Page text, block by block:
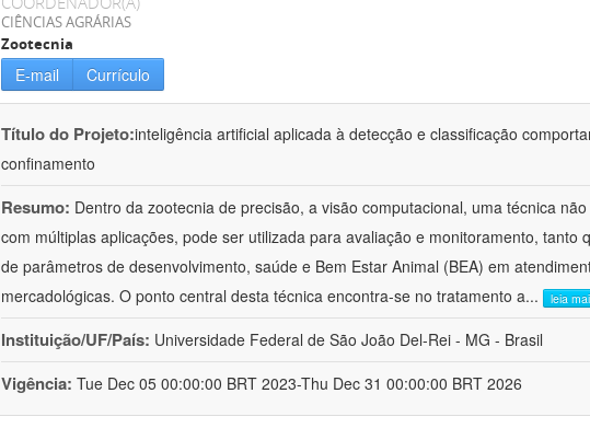
CIÊNCIAS AGRÁRIAS
Zootecnia
E-mail Currículo
Título do Projeto:inteligência artificial aplicada à detecção e classificação
confinamento
Resumo: Dentro da zootecnia de precisão, a visão computacional, uma técnica
com múltiplas aplicações, pode ser utilizada para avaliação e monitoramento, tanto
de parâmetros de desenvolvimento, saúde e Bem Estar Animal (BEA) em
mercadológicas. O ponto central desta técnica encontra-se no tratamento a... leia
Instituição/UF/País: Universidade Federal de São João Del-Rei - MG - Brasil
Vigência: Tue Dec 05 00:00:00 BRT 2023-Thu Dec 31 00:00:00 BRT 2026